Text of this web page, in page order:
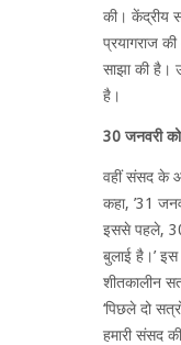
की। केंद्रीय
प्रयागराज
साझा की है।
है।
30 जनवरी
वहीं संसद के
कहा, ’31
इससे पहले,
बुलाई है।’
शीतकालीन
‘पिछले दो
हमारी संसद